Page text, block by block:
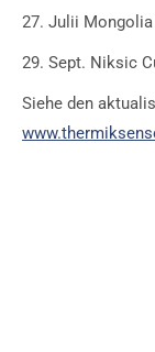
27. Julii Mongolia
29. Sept. Niksic
Siehe den